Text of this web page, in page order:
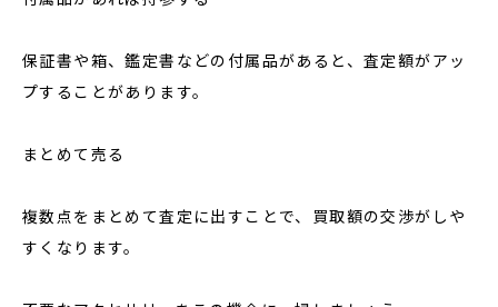
保証書や箱、鑑定書などの付属品があると、査定額がアッ
プすることがあります。
まとめて売る
複数点をまとめて査定に出すことで、買取額の交渉がしや
すくなります。